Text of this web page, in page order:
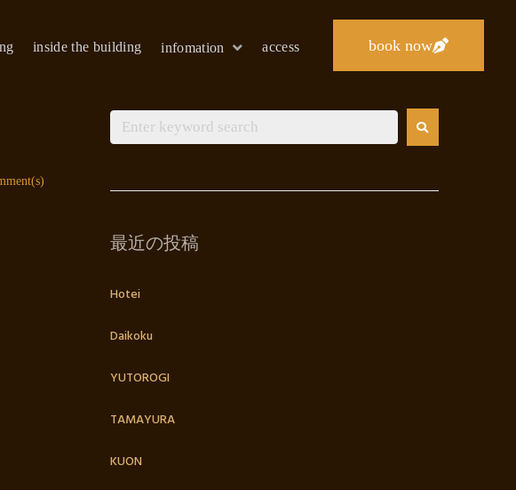
inside the building infomation access book now
最近の投稿
Hotei
Daikoku
YUTOROGI
TAMAYURA
KUON